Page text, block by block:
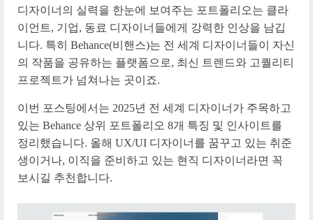
디자이너의 실력을 한눈에 보여주는 포트폴리오는 클라
이언트, 기업, 동료 디자이너들에게 강력한 인상을 남깁
니다. 특히 Behance(비핸스)는 전 세계 디자이너들이 자신
의 작품을 공유하는 플랫폼으로, 최신 트렌드와 고퀄리티
프로젝트가 넘쳐나는 곳이죠.
이번 포스팅에서는 2025년 전 세계 디자이너가 주목하고
있는 Behance 상위 포트폴리오 8개 특징 및 인사이트를
정리했습니다. 올해 UX/UI 디자이너를 꿈꾸고 있는 취준
생이거나, 이직을 준비하고 있는 현직 디자이너라면 꼭
보시길 추천합니다.